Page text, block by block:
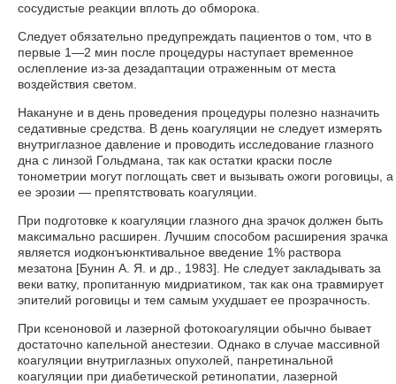
сосудистые реакции вплоть до обморока.
Следует обязательно предупреждать пациентов о том, что в
первые 1—2 мин после процедуры наступает временное
ослепление из-за дезадаптации отраженным от места
воздействия светом.
Накануне и в день проведения процедуры полезно назначить
седативные средства. В день коагуляции не следует измерять
внутриглазное давление и проводить исследование глазного
дна с линзой Гольдмана, так как остатки краски после
тонометрии могут поглощать свет и вызывать ожоги роговицы, а
ее эрозии — препятствовать коагуляции.
При подготовке к коагуляции глазного дна зрачок должен быть
максимально расширен. Лучшим способом расширения зрачка
является иодконъюнктивальное введение 1% раствора
мезатона [Бунин А. Я. и др., 1983]. Не следует закладывать за
веки ватку, пропитанную мидриатиком, так как она травмирует
эпителий роговицы и тем самым ухудшает ее прозрачность.
При ксеноновой и лазерной фотокоагуляции обычно бывает
достаточно капельной анестезии. Однако в случае массивной
коагуляции внутриглазных опухолей, панретинальной
коагуляции при диабетической ретинопатии, лазерной